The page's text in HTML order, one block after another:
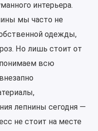
интерьера.
мы часто не
одежды,
Но лишь стоит от
всю
лепнины сегодня —
не стоит на месте